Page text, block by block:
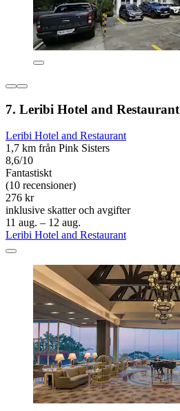
7. Leribi Hotel and Restaurant
Leribi Hotel and Restaurant
1,7 km från Pink Sisters
8,6/10
Fantastiskt
(10 recensioner)
276 kr
inklusive skatter och avgifter
11 aug. – 12 aug.
Leribi Hotel and Restaurant